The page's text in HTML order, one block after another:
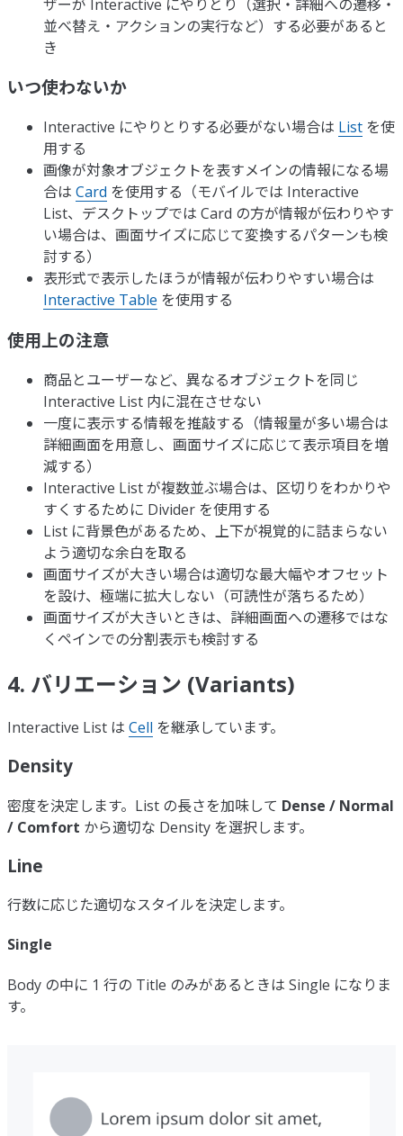
ザーが Interactive にやりとり（選択・詳細への遷移・
並べ替え・アクションの実行など）する必要があると
き
いつ使わないか
Interactive にやりとりする必要がない場合は List を使
用する
画像が対象オブジェクトを表すメインの情報になる場
合は Card を使用する（モバイルでは Interactive
List、デスクトップでは Card の方が情報が伝わりやす
い場合は、画面サイズに応じて変換するパターンも検
討する）
表形式で表示したほうが情報が伝わりやすい場合は
Interactive Table を使用する
使用上の注意
商品とユーザーなど、異なるオブジェクトを同じ
Interactive List 内に混在させない
一度に表示する情報を推敲する（情報量が多い場合は
詳細画面を用意し、画面サイズに応じて表示項目を増
減する）
Interactive List が複数並ぶ場合は、区切りをわかりや
すくするために Divider を使用する
List に背景色があるため、上下が視覚的に詰まらない
よう適切な余白を取る
画面サイズが大きい場合は適切な最大幅やオフセット
を設け、極端に拡大しない（可読性が落ちるため）
画面サイズが大きいときは、詳細画面への遷移ではな
くペインでの分割表示も検討する
4. バリエーション (Variants)
Interactive List は Cell を継承しています。
Density
密度を決定します。List の長さを加味して Dense / Normal
/ Comfort から適切な Density を選択します。
Line
行数に応じた適切なスタイルを決定します。
Single
Body の中に 1 行の Title のみがあるときは Single になりま
す。